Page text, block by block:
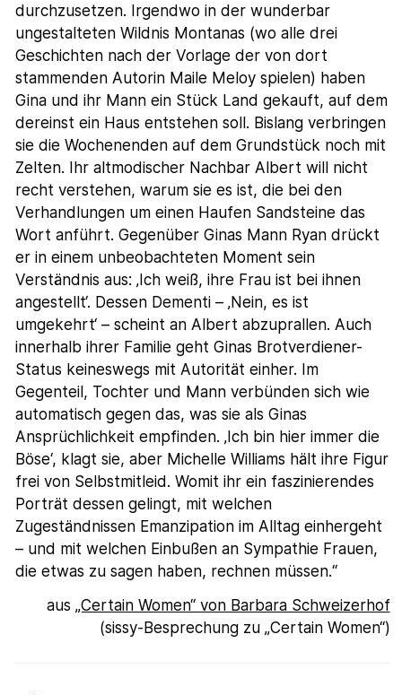
durchzusetzen. Irgendwo in der wunderbar
ungestalteten Wildnis Montanas (wo alle drei
Geschichten nach der Vorlage der von dort
stammenden Autorin Maile Meloy spielen) haben
Gina und ihr Mann ein Stück Land gekauft, auf dem
dereinst ein Haus entstehen soll. Bislang verbringen
sie die Wochenenden auf dem Grundstück noch mit
Zelten. Ihr altmodischer Nachbar Albert will nicht
recht verstehen, warum sie es ist, die bei den
Verhandlungen um einen Haufen Sandsteine das
Wort anführt. Gegenüber Ginas Mann Ryan drückt
er in einem unbeobachteten Moment sein
Verständnis aus: ‚Ich weiß, ihre Frau ist bei ihnen
angestellt‘. Dessen Dementi – ‚Nein, es ist
umgekehrt‘ – scheint an Albert abzuprallen. Auch
innerhalb ihrer Familie geht Ginas Brotverdiener-
Status keineswegs mit Autorität einher. Im
Gegenteil, Tochter und Mann verbünden sich wie
automatisch gegen das, was sie als Ginas
Ansprüchlichkeit empfinden. ‚Ich bin hier immer die
Böse‘, klagt sie, aber Michelle Williams hält ihre Figur
frei von Selbstmitleid. Womit ihr ein faszinierendes
Porträt dessen gelingt, mit welchen
Zugeständnissen Emanzipation im Alltag einhergeht
– und mit welchen Einbußen an Sympathie Frauen,
die etwas zu sagen haben, rechnen müssen.“
aus „Certain Women“ von Barbara Schweizerhof
(sissy-Besprechung zu „Certain Women“)